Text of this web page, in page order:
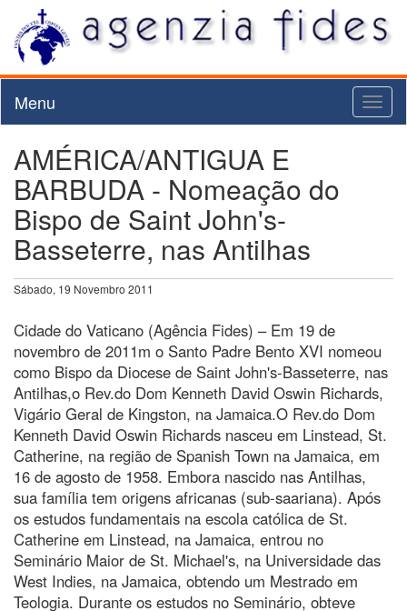
Menu
AMÉRICA/ANTIGUA E
BARBUDA - Nomeação do
Bispo de Saint John's-
Basseterre, nas Antilhas
Sábado, 19 Novembro 2011
Cidade do Vaticano (Agência Fides) – Em 19 de
novembro de 2011m o Santo Padre Bento XVI nomeou
como Bispo da Diocese de Saint John's-Basseterre, nas
Antilhas,o Rev.do Dom Kenneth David Oswin Richards,
Vigário Geral de Kingston, na Jamaica.O Rev.do Dom
Kenneth David Oswin Richards nasceu em Linstead, St.
Catherine, na região de Spanish Town na Jamaica, em
16 de agosto de 1958. Embora nascido nas Antilhas,
sua família tem origens africanas (sub-saariana). Após
os estudos fundamentais na escola católica de St.
Catherine em Linstead, na Jamaica, entrou no
Seminário Maior de St. Michael's, na Universidade das
West Indies, na Jamaica, obtendo um Mestrado em
Teologia. Durante os estudos no Seminário, obteve